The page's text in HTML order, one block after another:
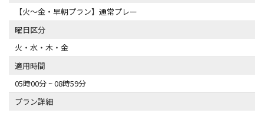
【火～金・早朝プラン】通常プレー
曜日区分
火・水・木・金
適用時間
05時00分 ~ 08時59分
プラン詳細